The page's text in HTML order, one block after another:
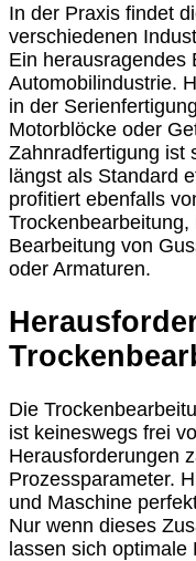
In der Praxis findet
verschiedenen
Ein herausragendes
Automobilindustrie.
in der
Motorblöcke oder
Zahnradfertigung ist
längst als Standard
profitiert ebenfalls
Bearbeitung von
oder Armaturen.
Die
ist keineswegs frei
Herausforderungen
Prozessparameter.
und Maschine
Nur wenn dieses
lassen sich optimale